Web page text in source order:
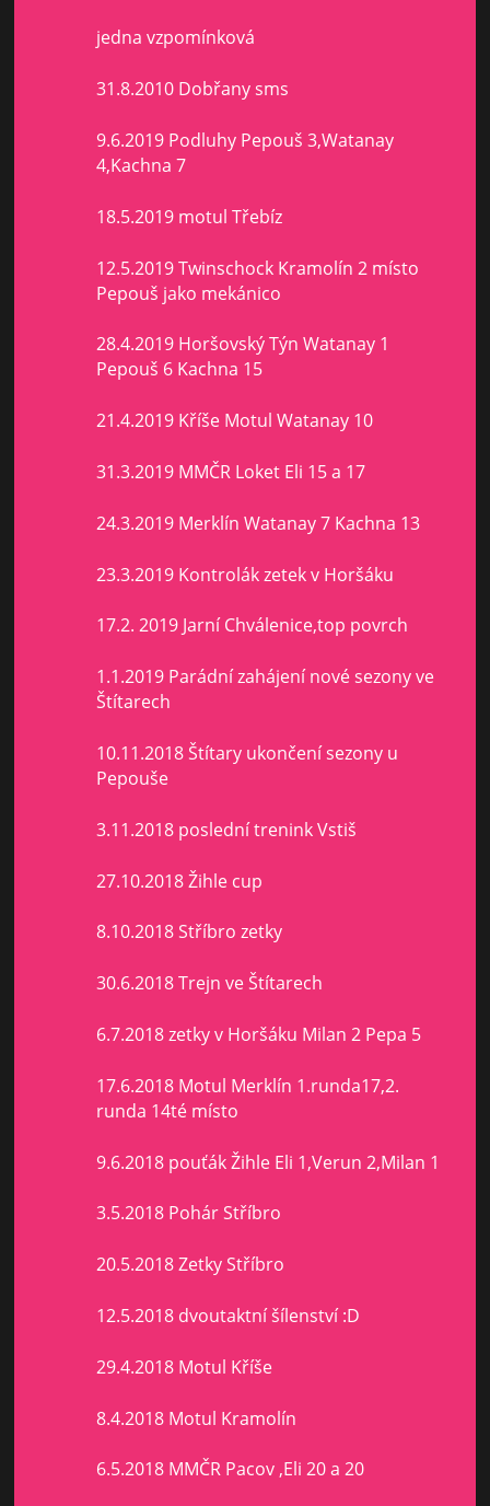
jedna vzpomínková
31.8.2010 Dobřany sms
9.6.2019 Podluhy Pepouš 3,Watanay
4,Kachna 7
18.5.2019 motul Třebíz
12.5.2019 Twinschock Kramolín 2 místo
Pepouš jako mekánico
28.4.2019 Horšovský Týn Watanay 1
Pepouš 6 Kachna 15
21.4.2019 Kříše Motul Watanay 10
31.3.2019 MMČR Loket Eli 15 a 17
24.3.2019 Merklín Watanay 7 Kachna 13
23.3.2019 Kontrolák zetek v Horšáku
17.2. 2019 Jarní Chválenice,top povrch
1.1.2019 Parádní zahájení nové sezony ve
Štítarech
10.11.2018 Štítary ukončení sezony u
Pepouše
3.11.2018 poslední trenink Vstiš
27.10.2018 Žihle cup
8.10.2018 Stříbro zetky
30.6.2018 Trejn ve Štítarech
6.7.2018 zetky v Horšáku Milan 2 Pepa 5
17.6.2018 Motul Merklín 1.runda17,2.
runda 14té místo
9.6.2018 pouťák Žihle Eli 1,Verun 2,Milan 1
3.5.2018 Pohár Stříbro
20.5.2018 Zetky Stříbro
12.5.2018 dvoutaktní šílenství :D
29.4.2018 Motul Kříše
8.4.2018 Motul Kramolín
6.5.2018 MMČR Pacov ,Eli 20 a 20